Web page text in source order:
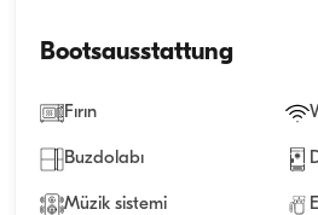
Bootsausstattung
Fırın
Buzdolabı
Müzik sistemi